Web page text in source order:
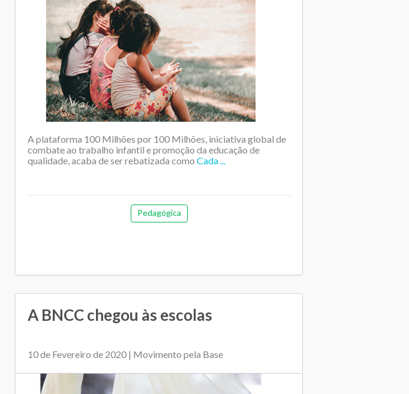
A plataforma 100 Milhões por 100 Milhões, iniciativa global de
combate ao trabalho infantil e promoção da educação de
qualidade, acaba de ser rebatizada como Cada ...
Pedagógica
A BNCC chegou às escolas
10 de Fevereiro de 2020 | Movimento pela Base